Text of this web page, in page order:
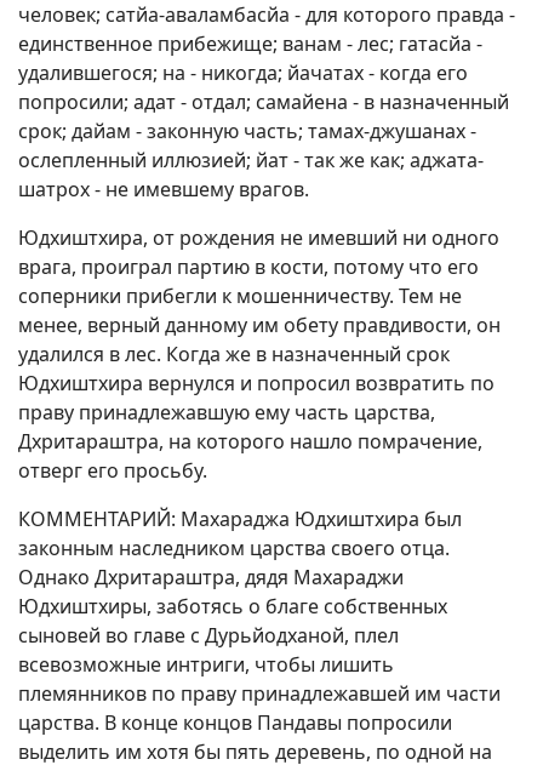
человек; сатйа-аваламбасйа - для которого правда -
единственное прибежище; ванам - лес; гатасйа -
удалившегося; на - никогда; йачатах - когда его
попросили; адат - отдал; самайена - в назначенный
срок; дайам - законную часть; тамах-джушанах -
ослепленный иллюзией; йат - так же как; аджата-
шатрох - не имевшему врагов.
Юдхиштхира, от рождения не имевший ни одного
врага, проиграл партию в кости, потому что его
соперники прибегли к мошенничеству. Тем не
менее, верный данному им обету правдивости, он
удалился в лес. Когда же в назначенный срок
Юдхиштхира вернулся и попросил возвратить по
праву принадлежавшую ему часть царства,
Дхритараштра, на которого нашло помрачение,
отверг его просьбу.
КОММЕНТАРИЙ: Махараджа Юдхиштхира был
законным наследником царства своего отца.
Однако Дхритараштра, дядя Махараджи
Юдхиштхиры, заботясь о благе собственных
сыновей во главе с Дурьйодханой, плел
всевозможные интриги, чтобы лишить
племянников по праву принадлежавшей им части
царства. В конце концов Пандавы попросили
выделить им хотя бы пять деревень, по одной на